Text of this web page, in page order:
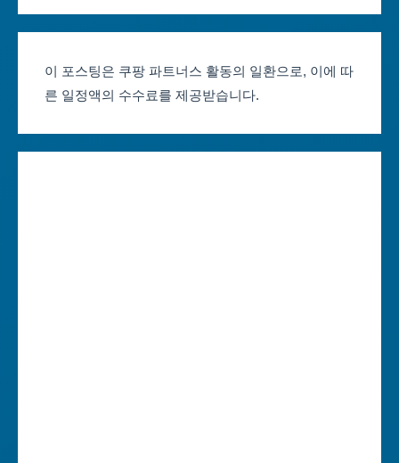
대전광역시
대구축제 일정
인천축제 일정
이 포스팅은 쿠팡 파트너스 활동의 일환으로, 이에 따
른 일정액의 수수료를 제공받습니다.